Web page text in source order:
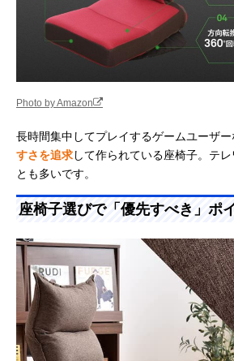
Photo by Amazon
長時間集中してプレイするゲームユーザー
すさを追求して作られている座椅子。テ
とも多いです。
座椅子選びで「優先すべき」ポ